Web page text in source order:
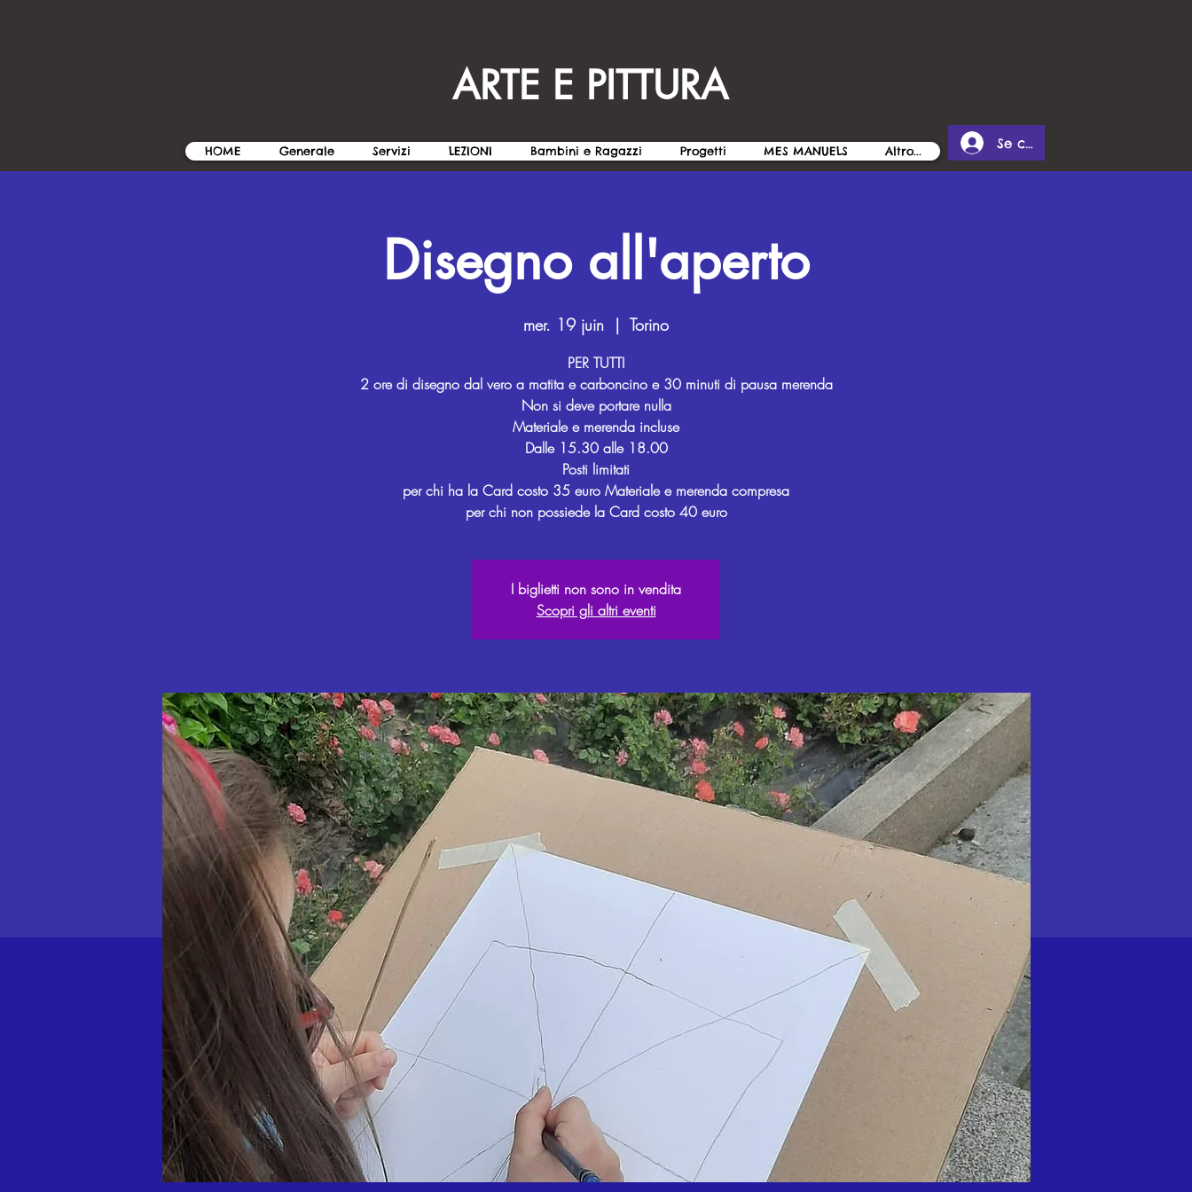
ARTE E PITTURA
HOME Generale Servizi LEZIONI Bambini e Ragazzi Progetti MES MANUELS Altro... Se connecter
Disegno all'aperto
mer. 19 juin
  |
Torino
PER TUTTI
2 ore di disegno dal vero a matita e carboncino e 30 minuti di pausa merenda
Non si deve portare nulla
Materiale e merenda incluse
Dalle 15.30 alle 18.00
Posti limitati
per chi ha la Card costo 35 euro Materiale e merenda compresa
per chi non possiede la Card costo 40 euro
I biglietti non sono in vendita
Scopri gli altri eventi